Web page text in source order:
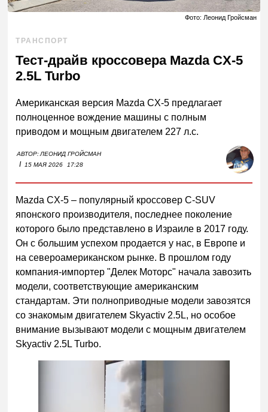
Фото: Леонид Гройсман
ТРАНСПОРТ
Тест-драйв кроссовера Mazda CX-5
2.5L Turbo
Американская версия Mazda CX-5 предлагает
полноценное вождение машины с полным
приводом и мощным двигателем 227 л.с.
АВТОР:ЛЕОНИД ГРОЙСМАН
I 15 МАЯ 2026 17:28
Mazda CX-5 – популярный кроссовер C-SUV
японского производителя, последнее поколение
которого было представлено в Израиле в 2017 году.
Он с большим успехом продается у нас, в Европе и
на североамериканском рынке. В прошлом году
компания-импортер "Делек Моторс" начала завозить
модели, соответствующие американским
стандартам. Эти полноприводные модели завозятся
со знакомым двигателем Skyactiv 2.5L, но особое
внимание вызывают модели с мощным двигателем
Skyactiv 2.5L Turbo.